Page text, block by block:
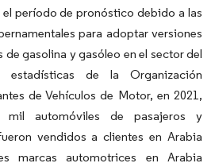
período de pronóstico debido a las
para adoptar versiones
gasolina y gasóleo en el sector del
estadísticas de la Organización
de Vehículos de Motor, en 2021,
mil automóviles de pasajeros y
vendidos a clientes en Arabia
marcas automotrices en Arabia